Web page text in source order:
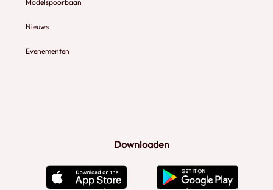
Modelspoorbaan
Nieuws
Evenementen
Downloaden